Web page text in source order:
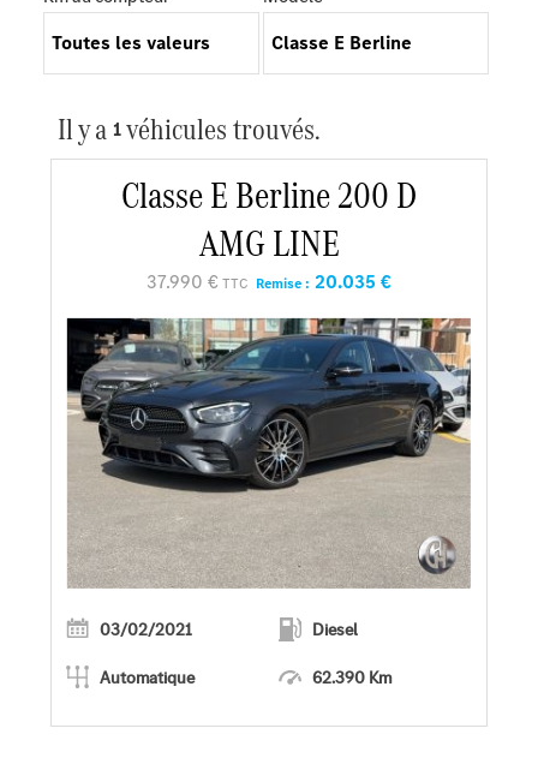
Il y a 1véhicules trouvés.
Classe E Berline 200 D
AMG LINE
37.990 € TTC Remise : 20.035 €
03/02/2021
Diesel
Automatique
62.390 Km